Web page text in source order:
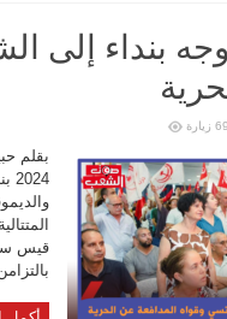
بنداء إلى
قيس